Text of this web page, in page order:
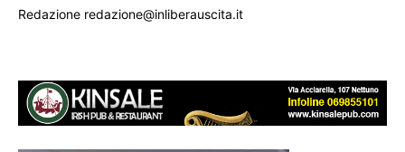
Redazione redazione@inliberauscita.it